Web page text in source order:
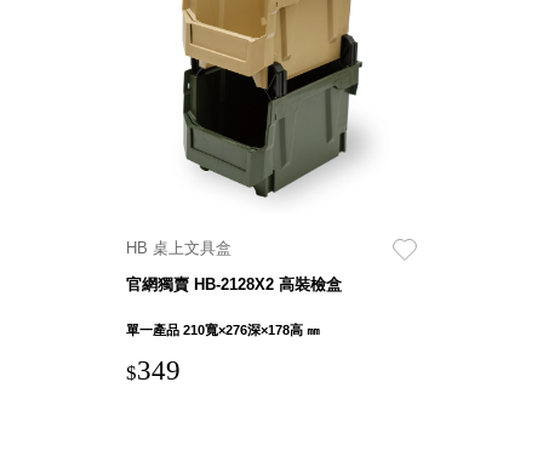
HB 桌上文具盒
官網獨賣 HB-2128X2 高裝檢盒
單一產品 210寬×276深×178高 ㎜
$349